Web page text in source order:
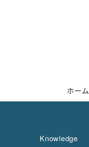
ホーム
Knowledge